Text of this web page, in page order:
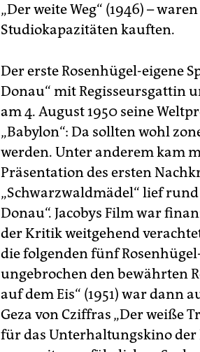
„Der weite Weg“ (1946) –
Studiokapazitäten kauften.
Der erste Rosenhügel-eigene
Donau“ mit Regisseursgattin
am 4. August 1950 seine
„Babylon“: Da sollten wohl
werden. Unter anderem kam
Präsentation des ersten
„Schwarzwaldmädel“ lief
Donau“. Jacobys Film war
der Kritik weitgehend
die folgenden fünf
ungebrochen den bewährten
auf dem Eis“ (1951) war dann
Geza von Cziffras „Der weiße
für das Unterhaltungskino